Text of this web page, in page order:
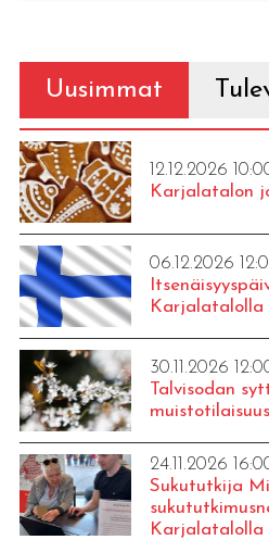
Uusimmat
12.12.2026
Karjalatalon
06.12.2026
Karjalatalolla
30.11.2026
Talvisodan
24.11.2026
Sukututkija
Karjalatalolla